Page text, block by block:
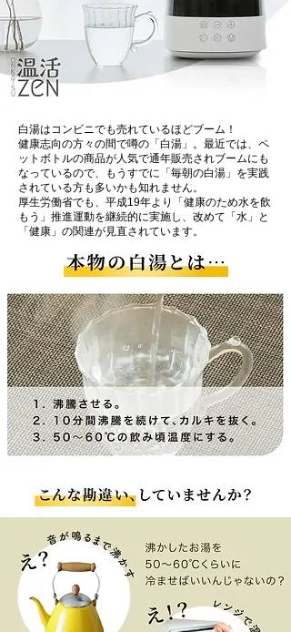
白湯はコンビニでも売れているほどブーム！
健康志向の方々の間で噂の「白湯」。最近では、ペ
ットボトルの商品が人気で通年販売されブームにも
なっているので、もうすでに「毎朝の白湯」を実践
されている方も多いかも知れません。
厚生労働省でも、平成19年より「健康のため水を飲
もう」推進運動を継続的に実施し、改めて「水」と
「健康」の関連が見直されています。